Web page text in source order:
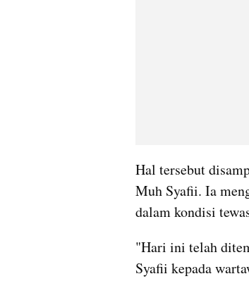
Hal tersebut
Muh Syafii. Ia
dalam kondisi
"Hari ini telah
Syafii kepada